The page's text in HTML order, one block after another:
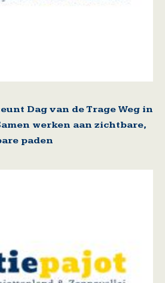
Dag van de Trage Weg in
werken aan zichtbare,
paden